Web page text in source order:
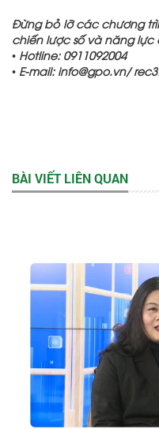
Đừng bỏ lỡ các chương
chiến lược số và năng lực
• Hotline: 0911092004
• E-mail: info@gpo.vn/
BÀI VIẾT LIÊN QUAN